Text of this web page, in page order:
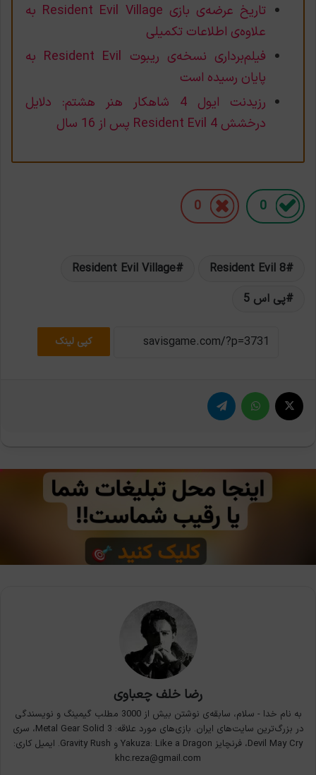
تاریخ عرضه‌ی بازی Resident Evil Village به
علاوه‌ی اطلاعات تکمیلی
فیلم‌برداری نسخه‌ی ریبوت Resident Evil به
پایان رسیده است
رزیدنت ایول 4 شاهکار هنر هشتم: دلایل
درخشش Resident Evil 4 پس از 16 سال
0
0
Resident Evil 8
Resident Evil Village
پی اس 5
کپی لینک
رضا خلف چعباوی
به نام خدا - سلام، سابقه‌ی نوشتن بیش از 3000 مطلب گیمینگ و نویسندگی
در بزرگ‌ترین سایت‌های ایران. بازی‌های مورد علاقه: Metal Gear Solid 3، سری
Devil May Cry، فرنچایز Yakuza: Like a Dragon و Gravity Rush. ایمیل کاری:
khc.reza@gmail.com